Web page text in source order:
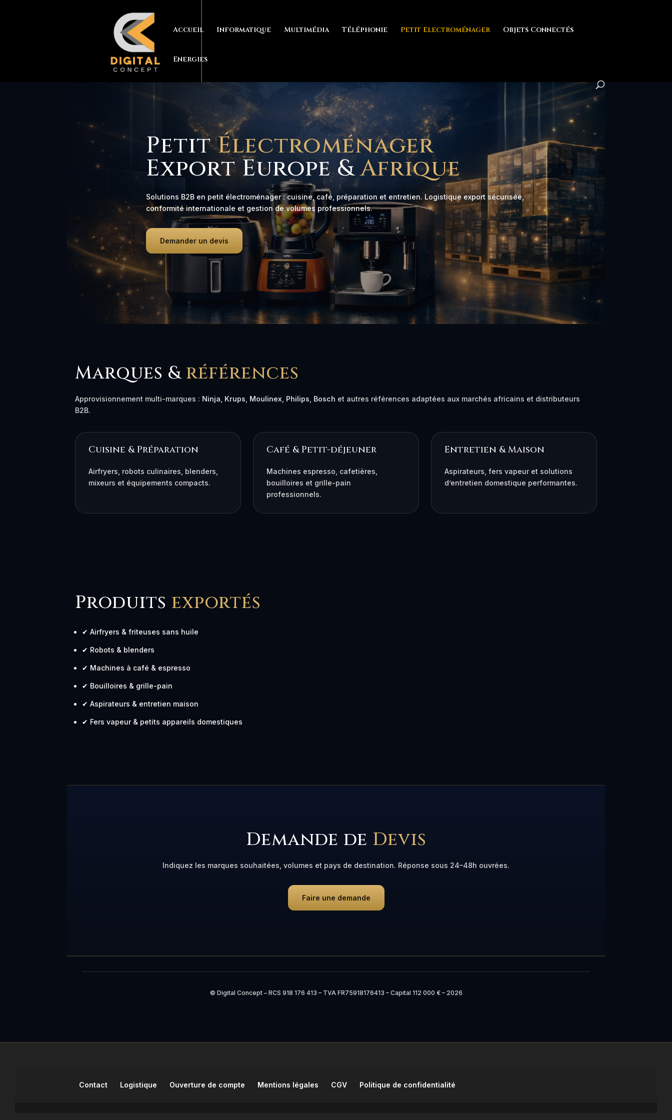
Accueil Informatique Multimédia Téléphonie Petit Electroménager Objets Connectés
Energies
PetitÉlectroménager
Export Europe &Afrique
Solutions B2B en petit électroménager : cuisine, café, préparation et entretien. Logistique export sécurisée,
conformité internationale et gestion de volumes professionnels.
Demander un devis
Marques &références
Approvisionnement multi-marques : Ninja Krups Moulinex Philips Bosch et autres références adaptées aux marchés africains et distributeurs
B2B.
Cuisine & Préparation
Airfryers, robots culinaires, blenders,
mixeurs et équipements compacts.
Café & Petit-déjeuner
Machines espresso, cafetières,
bouilloires et grille-pain
professionnels.
Entretien & Maison
Aspirateurs, fers vapeur et solutions
d’entretien domestique performantes.
Produits exportés
✔ Airfryers & friteuses sans huile
✔ Robots & blenders
✔ Machines à café & espresso
✔ Bouilloires & grille-pain
✔ Aspirateurs & entretien maison
✔ Fers vapeur & petits appareils domestiques
Demande de Devis
Indiquez les marques souhaitées, volumes et pays de destination. Réponse sous 24–48h ouvrées.
Faire une demande
© Digital Concept – RCS 918 176 413 – TVA FR75918176413 – Capital 112 000 € – 2026
Contact Logistique Ouverture de compte Mentions légales CGV Politique de confidentialité